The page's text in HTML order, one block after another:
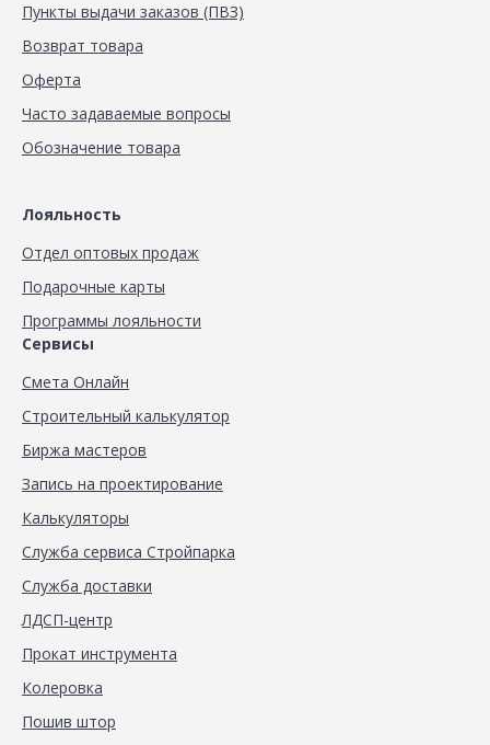
Пункты выдачи заказов (ПВЗ)
Возврат товара
Оферта
Часто задаваемые вопросы
Обозначение товара
Лояльность
Отдел оптовых продаж
Подарочные карты
Программы лояльности
Сервисы
Смета Онлайн
Строительный калькулятор
Биржа мастеров
Запись на проектирование
Калькуляторы
Служба сервиса Стройпарка
Служба доставки
ЛДСП-центр
Прокат инструмента
Колеровка
Пошив штор